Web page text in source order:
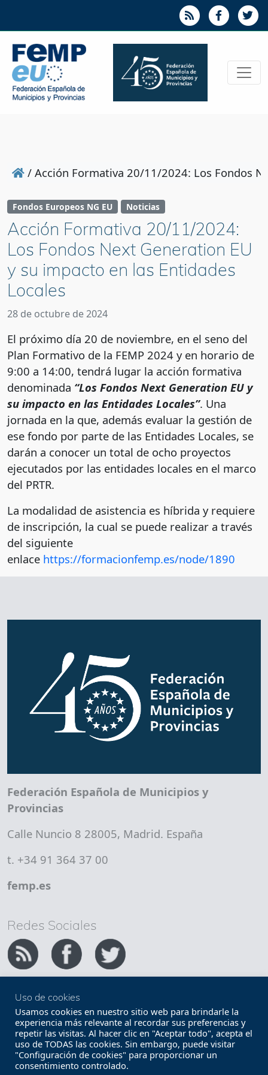
/ Acción Formativa 20/11/2024: Los Fondos
Fondos Europeos NG EU Noticias
Acción Formativa 20/11/2024:
Los Fondos Next Generation EU
y su impacto en las Entidades
Locales
28 de octubre de 2024
El próximo día 20 de noviembre, en el seno del
Plan Formativo de la FEMP 2024 y en horario de
9:00 a 14:00, tendrá lugar la acción formativa
denominada “Los Fondos Next Generation EU y
su impacto en las Entidades Locales”. Una
jornada en la que, además evaluar la gestión de
ese fondo por parte de las Entidades Locales, se
darán a conocer un total de ocho proyectos
ejecutados por las entidades locales en el marco
del PRTR.
La modalidad de asistencia es híbrida y requiere
de inscripción, la cual se puede realizar a través
del siguiente
enlace https://formacionfemp.es/node/1890
Federación Española de Municipios y
Provincias
Calle Nuncio 8 28005, Madrid. España
t. +34 91 364 37 00
femp.es
Redes Sociales
Copyright FEMP
Accesibilidad
Términos legales
Política de privacidad
Términos y condiciones de uso
Uso de cookies
Usamos cookies en nuestro sitio web para brindarle la
experiencia más relevante al recordar sus preferencias y
repetir las visitas. Al hacer clic en "Aceptar todo", acepta el
uso de TODAS las cookies. Sin embargo, puede visitar
"Configuración de cookies" para proporcionar un
consentimiento controlado.